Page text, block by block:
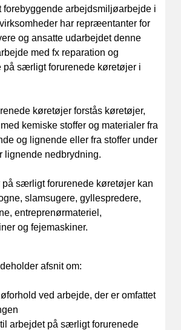
forebyggende arbejdsmiljøarbejde i
har repræentanter for
og ansatte udarbejdet denne
med fx reparation og
på særligt forurenede køretøjer i
køretøjer forstås køretøjer,
kemiske stoffer og materialer fra
og lignende eller fra stoffer under
lignende nedbrydning.
på særligt forurenede køretøjer kan
slamsugere, gyllespredere,
entreprenørmateriel,
og fejemaskiner.
afsnit om:
ved arbejde, der er omfattet
arbejdet på særligt forurenede